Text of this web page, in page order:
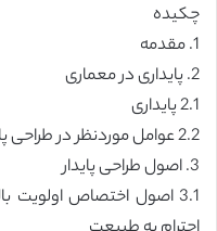
چکیده
1. مقدمه
2. پایداری در معماری
2.1 پایداری
2.2 عوامل موردنظر در طراحی پایدار
3. اصول طراحی پایدار
3.1 اصول اختصاص اولویت